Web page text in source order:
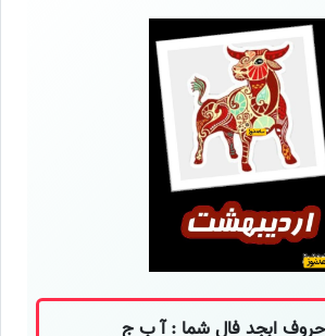
حروف ابجد فال شما : آ ب ج